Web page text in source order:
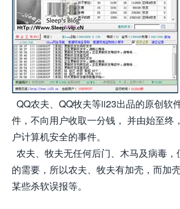
QQ农夫、QQ牧夫等ii23出品的原创软
件，不向用户收取一分钱， 并由始至终
户计算机安全的事件。
农夫、牧夫无任何后门、木马及病毒
的需要，所以农夫、牧夫有加壳，而加
某些杀软误报等。